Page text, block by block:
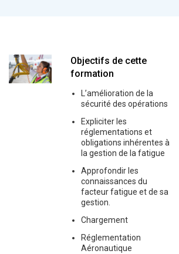
Objectifs de cette
formation
L’amélioration de la
sécurité des opérations
Expliciter les
réglementations et
obligations inhérentes à
la gestion de la fatigue
Approfondir les
connaissances du
facteur fatigue et de sa
gestion.
Chargement
Réglementation
Aéronautique